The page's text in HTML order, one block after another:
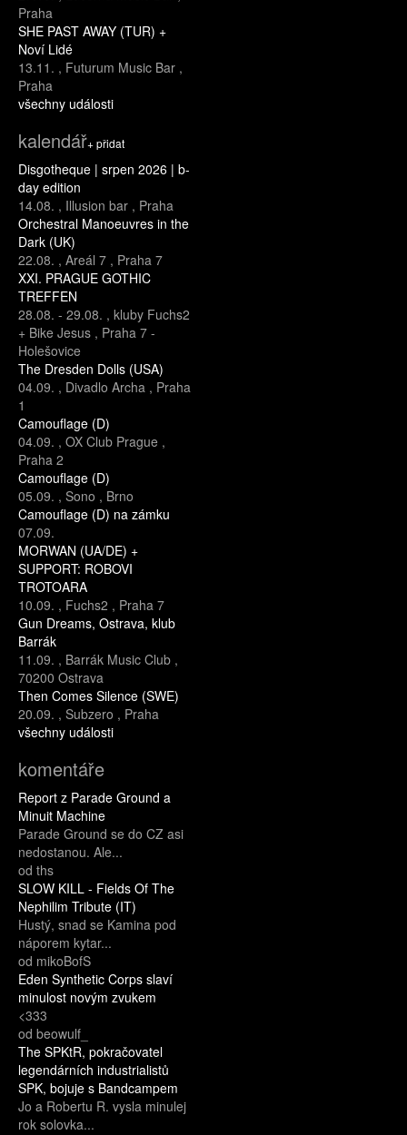
Praha
SHE PAST AWAY (TUR) +
Noví Lidé
13.11. , Futurum Music Bar ,
Praha
všechny události
kalendář+ přidat
Disgotheque | srpen 2026 | b-
day edition
14.08. , Illusion bar , Praha
Orchestral Manoeuvres in the
Dark (UK)
22.08. , Areál 7 , Praha 7
XXI. PRAGUE GOTHIC
TREFFEN
28.08. - 29.08. , kluby Fuchs2
+ Bike Jesus , Praha 7 -
Holešovice
The Dresden Dolls (USA)
04.09. , Divadlo Archa , Praha
1
Camouflage (D)
04.09. , OX Club Prague ,
Praha 2
Camouflage (D)
05.09. , Sono , Brno
Camouflage (D) na zámku
07.09.
MORWAN (UA/DE) +
SUPPORT: ROBOVI
TROTOARA
10.09. , Fuchs2 , Praha 7
Gun Dreams, Ostrava, klub
Barrák
11.09. , Barrák Music Club ,
70200 Ostrava
Then Comes Silence (SWE)
20.09. , Subzero , Praha
všechny události
komentáře
Report z Parade Ground a
Minuit Machine
Parade Ground se do CZ asi
nedostanou. Ale...
od ths
SLOW KILL - Fields Of The
Nephilim Tribute (IT)
Hustý, snad se Kamina pod
náporem kytar...
od mikoBofS
Eden Synthetic Corps slaví
minulost novým zvukem
<333
od beowulf_
The SPKtR, pokračovatel
legendárních industrialistů
SPK, bojuje s Bandcampem
Jo a Robertu R. vysla minulej
rok solovka...